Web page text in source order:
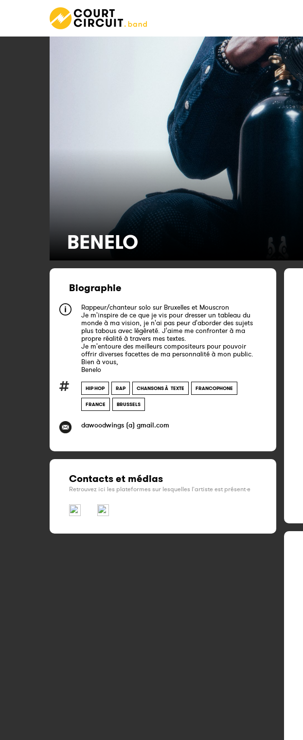
BENELO
Biographie
Rappeur/chanteur solo sur Bruxelles et Mouscron
Je m'inspire de ce que je vis pour dresser un tableau du
monde à ma vision, je n'ai pas peur d'aborder des sujets
plus tabous avec légèreté. J'aime me confronter à ma
propre réalité à travers mes textes.
Je m'entoure des meilleurs compositeurs pour pouvoir
offrir diverses facettes de ma personnalité à mon public.
Bien à vous,
Benelo
HIP HOP RAP CHANSONS À TEXTE FRANCOPHONE
FRANCE BRUSSELS
dawoodwings (a) gmail.com
Contacts et médias
Retrouvez ici les plateformes sur lesquelles l'artiste est présent·e